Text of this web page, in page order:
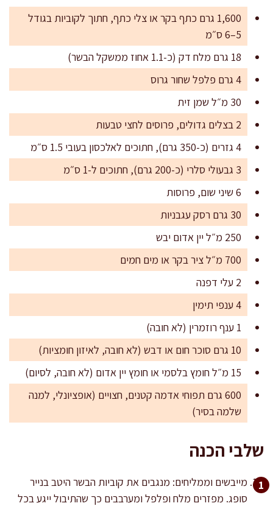
1,600 גרם כתף בקר או צלי כתף, חתוך לקוביות בגודל
5–6 ס״מ
18 גרם מלח דק (כ-1.1 אחוז ממשקל הבשר)
4 גרם פלפל שחור גרוס
30 מ״ל שמן זית
2 בצלים גדולים, פרוסים לחצי טבעות
4 גזרים (כ-350 גרם), חתוכים לאלכסון בעובי 1.5 ס״מ
3 גבעולי סלרי (כ-200 גרם), חתוכים ל-1 ס״מ
6 שיני שום, פרוסות
30 גרם רסק עגבניות
250 מ״ל יין אדום יבש
700 מ״ל ציר בקר או מים חמים
2 עלי דפנה
4 ענפי תימין
1 ענף רוזמרין (לא חובה)
10 גרם סוכר חום או דבש (לא חובה, לאיזון חומציות)
15 מ״ל חומץ בלסמי או חומץ יין אדום (לא חובה, לסיום)
600 גרם תפוחי אדמה קטנים, חצויים (אופציונלי, למנה
שלמה בסיר)
שלבי הכנה
מייבשים וממליחים: מנגבים את קוביות הבשר היטב בנייר
סופג. מפזרים מלח ופלפל ומערבבים כך שהתיבול ייגע בכל